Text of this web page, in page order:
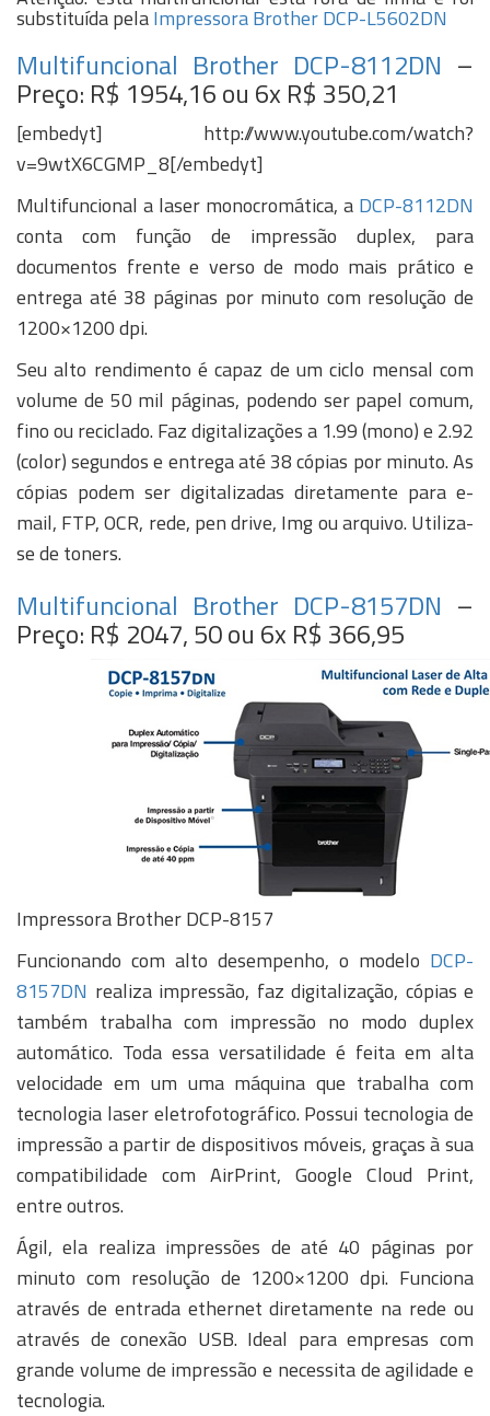
substituída pelaImpressora Brother DCP-L5602DN
Multifuncional Brother DCP-8112DN –
Preço: R$ 1954,16 ou 6x R$ 350,21
[embedyt] http://www.youtube.com/watch?
v=9wtX6CGMP_8[/embedyt]
Multifuncional a laser monocromática, a DCP-8112DN
conta com função de impressão duplex, para
documentos frente e verso de modo mais prático e
entrega até 38 páginas por minuto com resolução de
1200×1200 dpi.
Seu alto rendimento é capaz de um ciclo mensal com
volume de 50 mil páginas, podendo ser papel comum,
fino ou reciclado. Faz digitalizações a 1.99 (mono) e 2.92
(color) segundos e entrega até 38 cópias por minuto. As
cópias podem ser digitalizadas diretamente para e-
mail, FTP, OCR, rede, pen drive, Img ou arquivo. Utiliza-
se de toners.
Multifuncional Brother DCP-8157DN –
Preço: R$ 2047, 50 ou 6x R$ 366,95
Impressora Brother DCP-8157
Funcionando com alto desempenho, o modelo DCP-
8157DN realiza impressão, faz digitalização, cópias e
também trabalha com impressão no modo duplex
automático. Toda essa versatilidade é feita em alta
velocidade em um uma máquina que trabalha com
tecnologia laser eletrofotográfico. Possui tecnologia de
impressão a partir de dispositivos móveis, graças à sua
compatibilidade com AirPrint, Google Cloud Print,
entre outros.
Ágil, ela realiza impressões de até 40 páginas por
minuto com resolução de 1200×1200 dpi. Funciona
através de entrada ethernet diretamente na rede ou
através de conexão USB. Ideal para empresas com
grande volume de impressão e necessita de agilidade e
tecnologia.